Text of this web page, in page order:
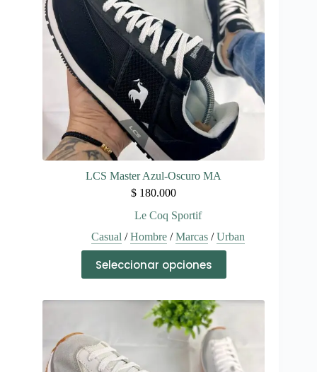
en
la
página
de
producto
LCS Master Azul-Oscuro MA
$ 180.000
Le Coq Sportif
Casual /Hombre/Marcas/Urban
Seleccionar opciones
producto
tiene
variantes.
Las
opciones